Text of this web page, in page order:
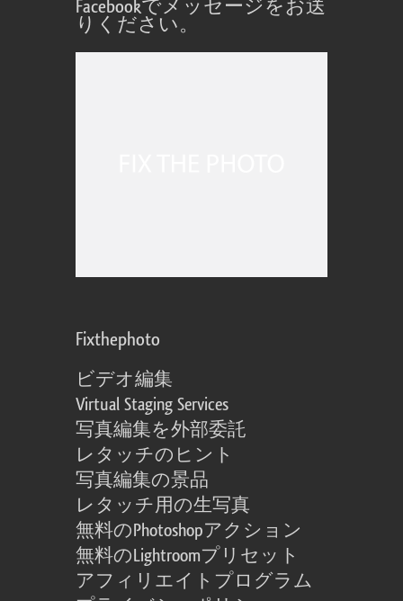
Facebookでメッセージをお送
りください。
Fixthephoto
ビデオ編集
Virtual Staging Services
写真編集を外部委託
レタッチのヒント
写真編集の景品
レタッチ用の生写真
無料のPhotoshopアクション
無料のLightroomプリセット
アフィリエイトプログラム